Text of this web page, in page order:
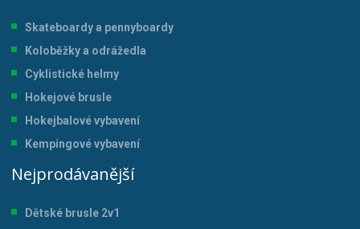
Skateboardy a pennyboardy
Koloběžky a odrážedla
Cyklistické helmy
Hokejové brusle
Hokejbalové vybavení
Kempingové vybavení
Nejprodávanější
Dětské brusle 2v1